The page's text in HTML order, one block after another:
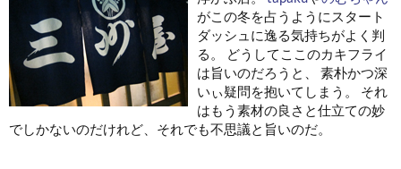
がこの冬を占うようにスタート
ダッシュに逸る気持ちがよく判
る。 どうしてここのカキフライ
は旨いのだろうと、 素朴かつ深
いぃ疑問を抱いてしまう。 それ
はもう素材の良さと仕立ての妙
でしかないのだけれど、それでも不思議と旨いのだ。